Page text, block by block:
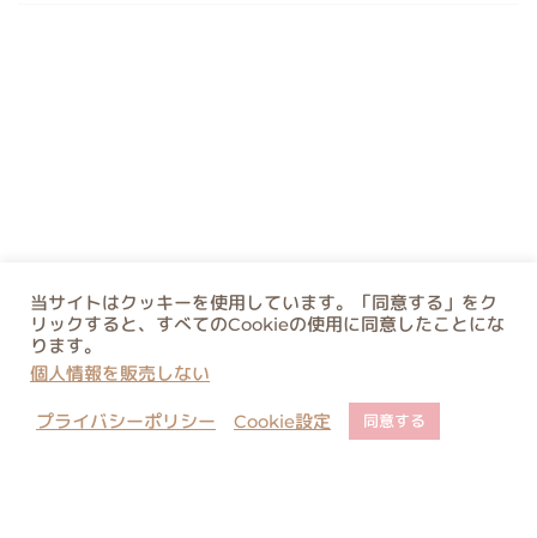
当サイトはクッキーを使用しています。「同意する」をク
リックすると、すべてのCookieの使用に同意したことにな
ります。
個人情報を販売しない
プライバシーポリシー Cookie設定 同意する